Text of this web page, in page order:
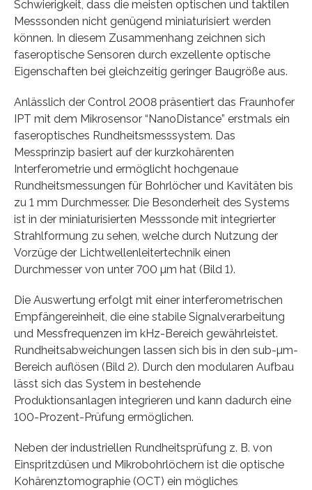
Schwierigkeit, dass die meisten optischen und taktilen
Messsonden nicht genügend miniaturisiert werden
können. In diesem Zusammenhang zeichnen sich
faseroptische Sensoren durch exzellente optische
Eigenschaften bei gleichzeitig geringer Baugröße aus.
Anlässlich der Control 2008 präsentiert das Fraunhofer
IPT mit dem Mikrosensor “NanoDistance” erstmals ein
faseroptisches Rundheitsmesssystem. Das
Messprinzip basiert auf der kurzkohärenten
Interferometrie und ermöglicht hochgenaue
Rundheitsmessungen für Bohrlöcher und Kavitäten bis
zu 1 mm Durchmesser. Die Besonderheit des Systems
ist in der miniaturisierten Messsonde mit integrierter
Strahlformung zu sehen, welche durch Nutzung der
Vorzüge der Lichtwellenleitertechnik einen
Durchmesser von unter 700 µm hat (Bild 1).
Die Auswertung erfolgt mit einer interferometrischen
Empfängereinheit, die eine stabile Signalverarbeitung
und Messfrequenzen im kHz-Bereich gewährleistet.
Rundheitsabweichungen lassen sich bis in den sub-µm-
Bereich auflösen (Bild 2). Durch den modularen Aufbau
lässt sich das System in bestehende
Produktionsanlagen integrieren und kann dadurch eine
100-Prozent-Prüfung ermöglichen.
Neben der industriellen Rundheitsprüfung z. B. von
Einspritzdüsen und Mikrobohrlöchern ist die optische
Kohärenztomographie (OCT) ein mögliches